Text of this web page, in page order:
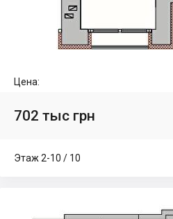
Цена:
702 тыс грн
Этаж 2-10 / 10